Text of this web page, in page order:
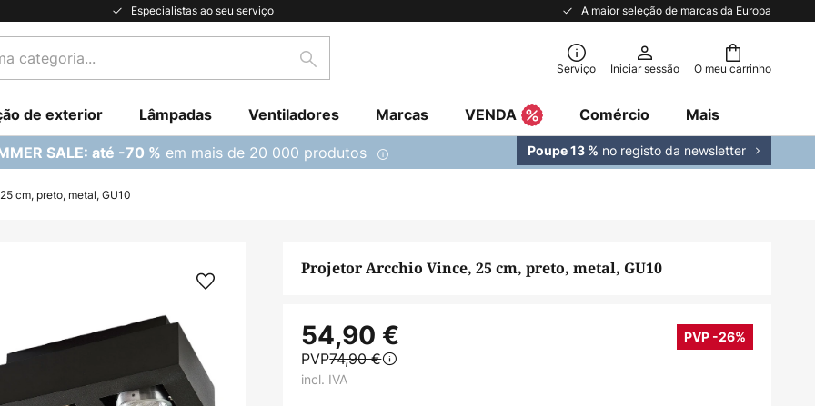
Especialistas ao seu serviço A maior seleção de marcas da Europa
O meu carrinho
Pesquisar Serviço Iniciar sessão
de exterior Lâmpadas Ventiladores Marcas VENDA Comércio Mais
SALE: até -70 % em mais de 20 000 produtos Poupe 13 % no registo da newsletter
cm, preto, metal, GU10
Projetor Arcchio Vince, 25 cm, preto, metal, GU10
54,90 € PVP -26%
PVP74,90 €
incl. IVA